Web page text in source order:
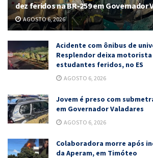
dez feridos na BR-259 em Governador
AGOSTO 6, 2026
Acidente com ônibus de
Resplendor deixa
estudantes feridos, no ES
AGOSTO 6, 2026
Jovem é preso com
em Governador Valadares
AGOSTO 6, 2026
Colaboradora morre após
da Aperam, em Timóteo